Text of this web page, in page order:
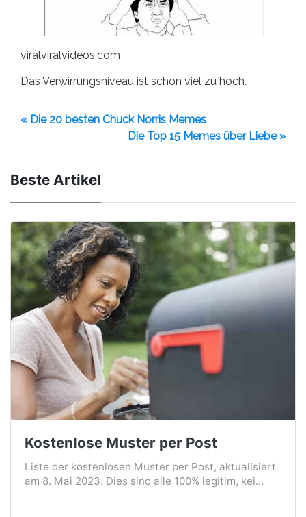
viralviralvideos.com
Das Verwirrungsniveau ist schon viel zu hoch.
« Die 20 besten Chuck Norris Memes
Die Top 15 Memes über Liebe »
Beste Artikel
Kostenlose Muster per Post
Liste der kostenlosen Muster per Post, aktualisiert
am 8. Mai 2023. Dies sind alle 100% legitim, kei...